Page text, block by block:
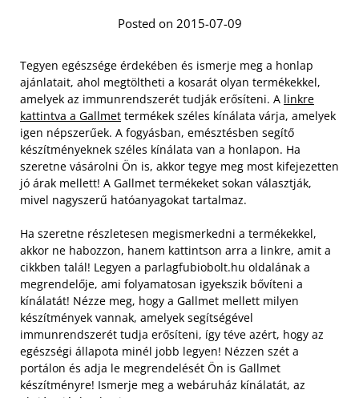
Posted on 2015-07-09
Tegyen egészsége érdekében és ismerje meg a honlap
ajánlatait, ahol megtöltheti a kosarát olyan termékekkel,
amelyek az immunrendszerét tudják erősíteni. A linkre
kattintva a Gallmet termékek széles kínálata várja, amelyek
igen népszerűek. A fogyásban, emésztésben segítő
készítményeknek széles kínálata van a honlapon. Ha
szeretne vásárolni Ön is, akkor tegye meg most kifejezetten
jó árak mellett! A Gallmet termékeket sokan választják,
mivel nagyszerű hatóanyagokat tartalmaz.
Ha szeretne részletesen megismerkedni a termékekkel,
akkor ne habozzon, hanem kattintson arra a linkre, amit a
cikkben talál! Legyen a parlagfubiobolt.hu oldalának a
megrendelője, ami folyamatosan igyekszik bővíteni a
kínálatát! Nézze meg, hogy a Gallmet mellett milyen
készítmények vannak, amelyek segítségével
immunrendszerét tudja erősíteni, így téve azért, hogy az
egészségi állapota minél jobb legyen! Nézzen szét a
portálon és adja le megrendelését Ön is Gallmet
készítményre! Ismerje meg a webáruház kínálatát, az